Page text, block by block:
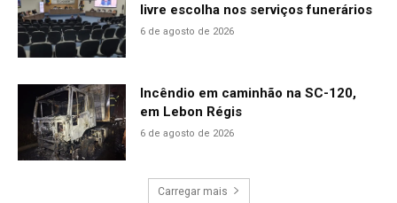
livre escolha nos serviços funerários
6 de agosto de 2026
Incêndio em caminhão na SC-120,
em Lebon Régis
6 de agosto de 2026
Carregar mais